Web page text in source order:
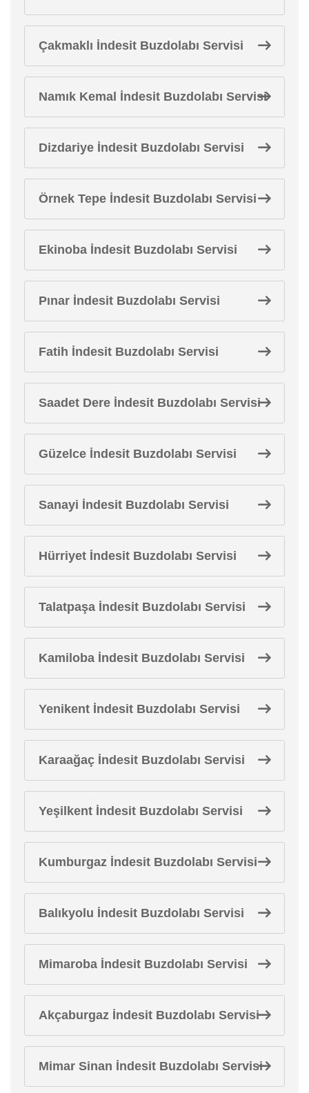
Çakmaklı İndesit Buzdolabı Servisi
Namık Kemal İndesit Buzdolabı Servisi
Dizdariye İndesit Buzdolabı Servisi
Örnek Tepe İndesit Buzdolabı Servisi
Ekinoba İndesit Buzdolabı Servisi
Pınar İndesit Buzdolabı Servisi
Fatih İndesit Buzdolabı Servisi
Saadet Dere İndesit Buzdolabı Servisi
Güzelce İndesit Buzdolabı Servisi
Sanayi İndesit Buzdolabı Servisi
Hürriyet İndesit Buzdolabı Servisi
Talatpaşa İndesit Buzdolabı Servisi
Kamiloba İndesit Buzdolabı Servisi
Yenikent İndesit Buzdolabı Servisi
Karaağaç İndesit Buzdolabı Servisi
Yeşilkent İndesit Buzdolabı Servisi
Kumburgaz İndesit Buzdolabı Servisi
Balıkyolu İndesit Buzdolabı Servisi
Mimaroba İndesit Buzdolabı Servisi
Akçaburgaz İndesit Buzdolabı Servisi
Mimar Sinan İndesit Buzdolabı Servisi